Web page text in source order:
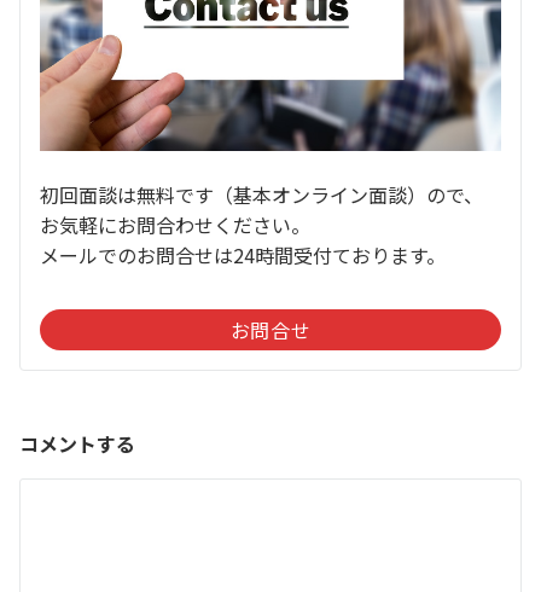
初回面談は無料です（基本オンライン面談）ので、
お気軽にお問合わせください。
メールでのお問合せは24時間受付ております。
お問合せ
コメントする